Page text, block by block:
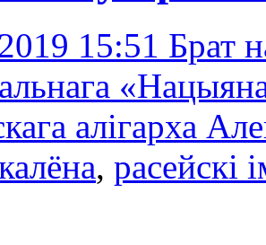
15:51 Брат
алігарха
, расейскі